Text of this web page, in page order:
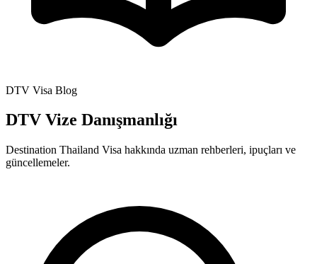
DTV Visa Blog
DTV Vize Danışmanlığı
Destination Thailand Visa hakkında uzman rehberleri, ipuçları ve
güncellemeler.